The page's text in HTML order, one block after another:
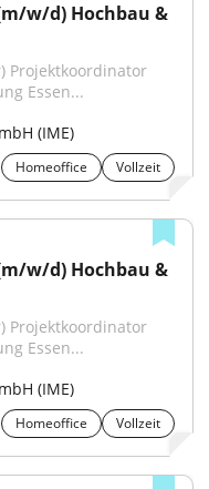
w/d) Hochbau &
Projektkoordinator
Essen...
(IME)
Homeoffice Vollzeit
w/d) Hochbau &
Projektkoordinator
Essen...
(IME)
Homeoffice Vollzeit